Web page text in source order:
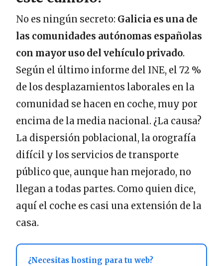
No es ningún secreto: Galicia es una de
las comunidades autónomas españolas
con mayor uso del vehículo privado.
Según el último informe del INE, el 72 %
de los desplazamientos laborales en la
comunidad se hacen en coche, muy por
encima de la media nacional. ¿La causa?
La dispersión poblacional, la orografía
difícil y los servicios de transporte
público que, aunque han mejorado, no
llegan a todas partes. Como quien dice,
aquí el coche es casi una extensión de la
casa.
¿Necesitas hosting para tu web?